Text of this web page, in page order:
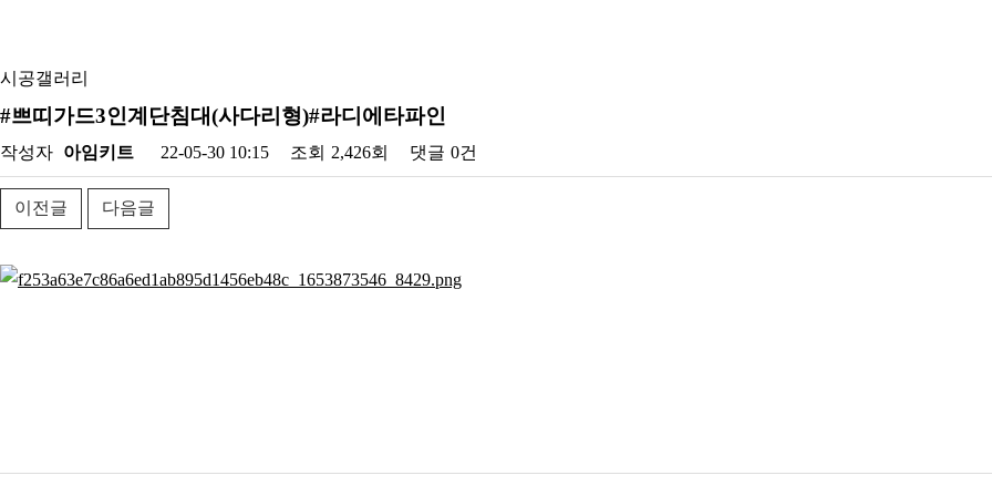
시공갤러리
#쁘띠가드3인계단침대(사다리형)#라디에타파인
작성자 아임키트 22-05-30 10:15 조회 2,426회 댓글 0건
이전글 다음글